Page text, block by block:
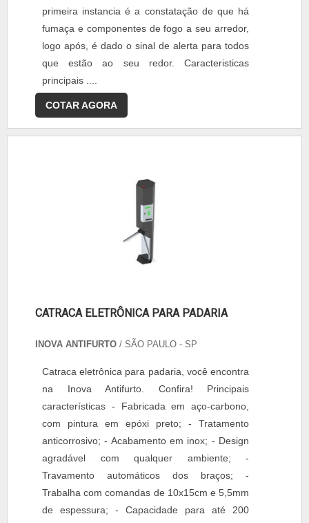
primeira instancia é a constatação de que há
fumaça e componentes de fogo a seu arredor,
logo após, é dado o sinal de alerta para todos
que estão ao seu redor. Caracteristicas
principais ....
COTAR AGORA
CATRACA ELETRÔNICA PARA PADARIA
INOVA ANTIFURTO / SÃO PAULO - SP
Catraca eletrônica para padaria, você encontra
na Inova Antifurto. Confira! Principais
características - Fabricada em aço-carbono,
com pintura em epóxi preto; - Tratamento
anticorrosivo; - Acabamento em inox; - Design
agradável com qualquer ambiente; -
Travamento automáticos dos braços; -
Trabalha com comandas de 10x15cm e 5,5mm
de espessura; - Capacidade para até 200